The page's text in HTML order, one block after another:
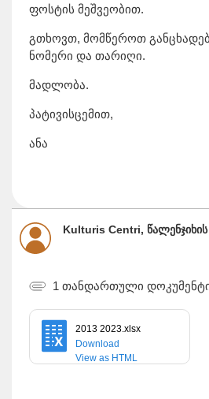
ფოსტის მეშვეობით.
გთხოვთ, მომწეროთ
ნომერი და თარიღი.
მადლობა.
პატივისცემით,
ანა
1 თანდართული
2013 2023.xlsx
Download
View as HTML